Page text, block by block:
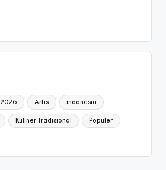
2026 Artis indonesia
Kuliner Tradisional Populer